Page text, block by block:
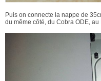
Puis on connecte la nappe de
du même côté, du Cobra ODE, au